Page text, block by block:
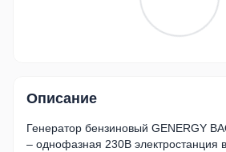
Описание
Генератор бензиновый GENERGY
– однофазная 230В электростанция в